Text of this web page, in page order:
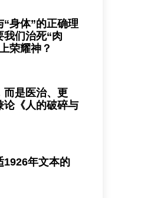
“身体”的正确理
们治死“肉
荣耀神？
而是医治、更
《人的破碎与
年文本的